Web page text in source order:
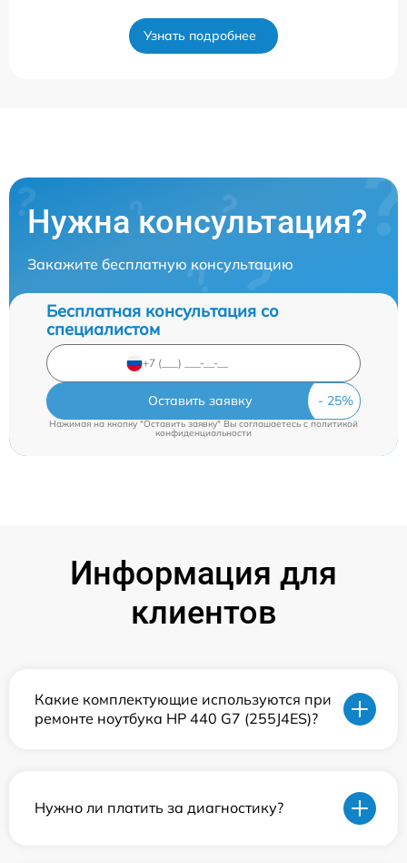
Узнать подробнее
Нужна консультация?
Закажите бесплатную консультацию
Бесплатная консультация со
специалистом
Оставить заявку
Нажимая на кнопку "Оставить заявку" Вы соглашаетесь cполитикой
конфиденциальности
Информация для
клиентов
Какие комплектующие используются при
ремонте ноутбука HP 440 G7 (255J4ES)?
Нужно ли платить за диагностику?